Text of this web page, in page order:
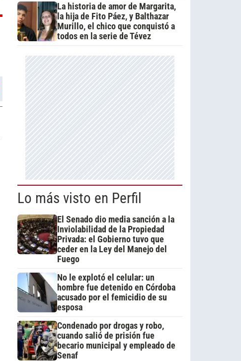
La historia de amor de Margarita,
la hija de Fito Páez, y Balthazar
Murillo, el chico que conquistó a
todos en la serie de Tévez
Lo más visto en Perfil
El Senado dio media sanción a la
Inviolabilidad de la Propiedad
Privada: el Gobierno tuvo que
ceder en la Ley del Manejo del
Fuego
No le explotó el celular: un
hombre fue detenido en Córdoba
acusado por el femicidio de su
esposa
Condenado por drogas y robo,
cuando salió de prisión fue
becario municipal y empleado de
Senaf